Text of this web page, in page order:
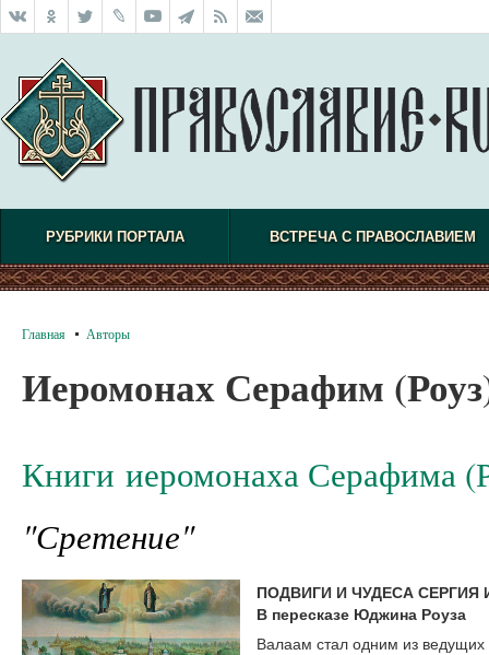
РУБРИКИ ПОРТАЛА ВСТРЕЧА С ПРАВОСЛАВИЕМ
Главная Авторы
Иеромонах Серафим
Книги иеромонаха Серафима
"Сретение"
ПОДВИГИ И ЧУДЕСА
В пересказе Юджина Роуза
Валаам стал одним из ведущих